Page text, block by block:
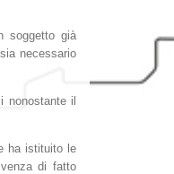
soggetto già
necessario
nonostante il
ha istituito le
di fatto